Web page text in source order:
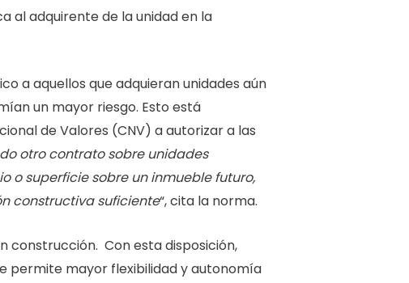
al adquirente de la unidad en la
a aquellos que adquieran unidades aún
un mayor riesgo. Esto está
de Valores (CNV) a autorizar a las
otro contrato sobre unidades
o superficie sobre un inmueble futuro,
constructiva suficiente“, cita la norma.
construcción. Con esta disposición,
permite mayor flexibilidad y autonomía